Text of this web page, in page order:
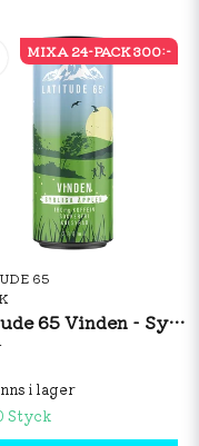
65
Latitude 65 Vinden - Syrliga Äpplen 330ml
i lager
Styck
MIXA 24-PACK 300:-